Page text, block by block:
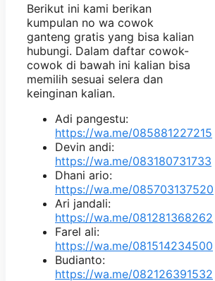
Berikut ini kami berikan
kumpulan no wa cowok
ganteng gratis yang bisa kalian
hubungi. Dalam daftar cowok-
cowok di bawah ini kalian bisa
memilih sesuai selera dan
keinginan kalian.
Adi pangestu:
https://wa.me/085881227215
Devin andi:
https://wa.me/083180731733
Dhani ario:
https://wa.me/085703137520
Ari jandali:
https://wa.me/081281368262
Farel ali:
https://wa.me/081514234500
Budianto:
https://wa.me/082126391532